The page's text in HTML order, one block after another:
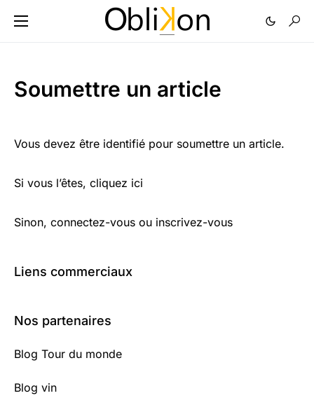
Soumettre un article
Vous devez être identifié pour soumettre un article.
Si vous l’êtes, cliquez ici
Sinon, connectez-vous ou inscrivez-vous
Liens commerciaux
Nos partenaires
Blog Tour du monde
Blog vin